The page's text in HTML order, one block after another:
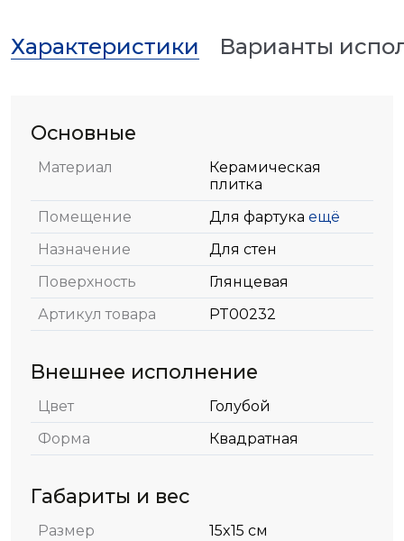
Характеристики Варианты
Основные
Материал
Керамическая
плитка
Помещение
Для фартука ещё
Назначение
Для стен
Поверхность
Глянцевая
Артикул товара
PT00232
Внешнее исполнение
Цвет
Голубой
Форма
Квадратная
Габариты и вес
Размер 15x15 см